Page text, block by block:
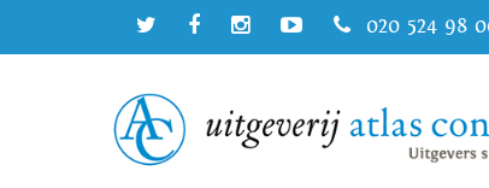
020 524 98